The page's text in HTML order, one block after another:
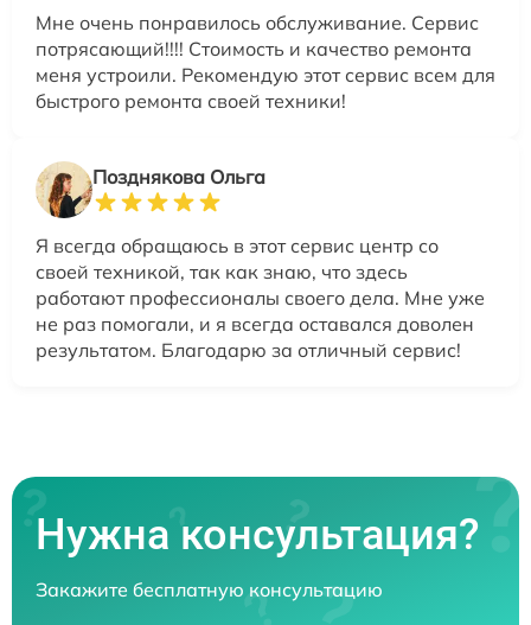
Мне очень понравилось обслуживание. Сервис
потрясающий!!!! Стоимость и качество ремонта
меня устроили. Рекомендую этот сервис всем для
быстрого ремонта своей техники!
Позднякова Ольга
Я всегда обращаюсь в этот сервис центр со
своей техникой, так как знаю, что здесь
работают профессионалы своего дела. Мне уже
не раз помогали, и я всегда оставался доволен
результатом. Благодарю за отличный сервис!
Нужна консультация?
Закажите бесплатную консультацию